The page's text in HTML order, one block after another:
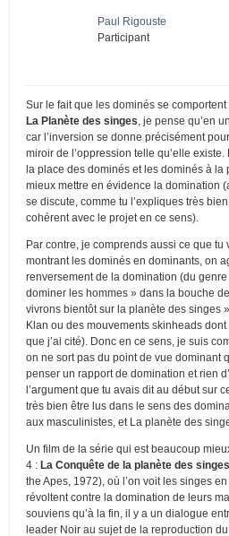
Paul Rigouste
Participant
Sur le fait que les dominés se
La Planète des singes , je pense qu’en
car l’inversion se donne précisément
miroir de l’oppression telle qu’elle
la place des dominés et les dominés à la
mieux mettre en évidence la domination
se discute, comme tu l’expliques très
cohérent avec le projet en ce sens).
Par contre, je comprends aussi ce que tu
montrant les dominés en dominants, on
renversement de la domination (du
dominer les hommes » dans la bouche
vivrons bientôt sur la planète des singes
Klan ou des mouvements skinheads
que j’ai cité). Donc en ce sens, je suis
on ne sort pas du point de vue dominant
penser un rapport de domination et rien
l’argument que tu avais dit au début sur
très bien être lus dans le sens des
aux masculinistes, et La planète des
Un film de la série qui est beaucoup
4 : La Conquête de la planète des singes
the Apes, 1972), où l’on voit les singes
révoltent contre la domination de leurs
souviens qu’à la fin, il y a un dialogue
leader Noir au sujet de la reproduction